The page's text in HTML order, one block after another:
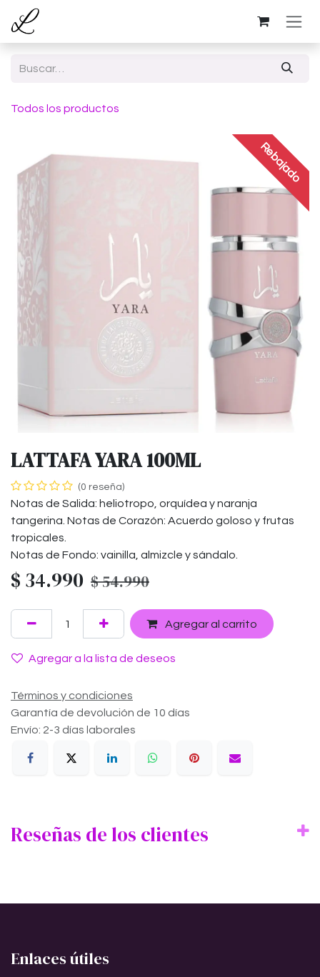
Ir al contenido
Todos los productos
Rebajado
LATTAFA YARA 100ML
(0 reseña)
Notas de Salida: heliotropo, orquídea y naranja
tangerina. Notas de Corazón: Acuerdo goloso y frutas
tropicales.
Notas de Fondo: vainilla, almizcle y sándalo.
$ 34.990 $54.990
Agregar al carrito
Agregar a la lista de deseos
Términos y condiciones
Garantía de devolución de 10 días
Envío: 2-3 días laborales
Reseñas de los clientes
Enlaces útiles